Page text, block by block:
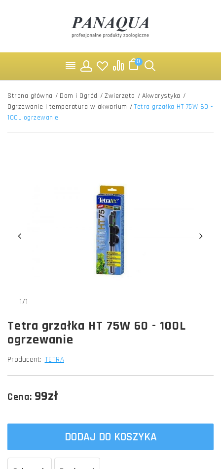
0
Strona główna / Dom i Ogród / Zwierzęta / Akwarystyka /
Ogrzewanie i temperatura w akwarium / Tetra grzałka HT 75W 60 -
100L ogrzewanie
1/1
Tetra grzałka HT 75W 60 - 100L
ogrzewanie
Producent: TETRA
Cena: 99zł
DODAJ DO KOSZYKA